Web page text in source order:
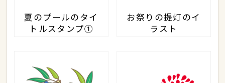
夏のプールのタイ
トルスタンプ①
お祭りの提灯のイ
ラスト